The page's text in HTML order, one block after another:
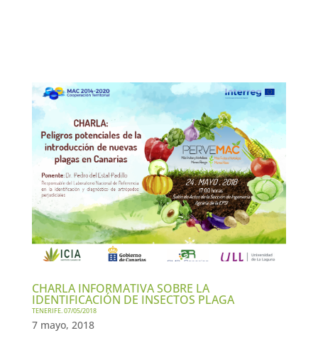
CHARLA INFORMATIVA SOBRE LA
IDENTIFICACIÓN DE INSECTOS PLAGA
TENERIFE. 07/05/2018
7 mayo, 2018